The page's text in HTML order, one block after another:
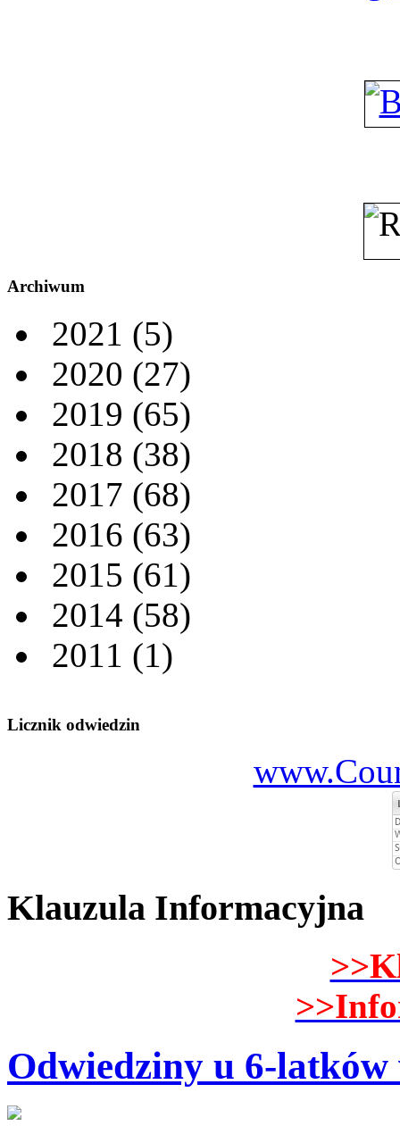
Archiwum
2021 (5)
2020 (27)
2019 (65)
2018 (38)
2017 (68)
2016 (63)
2015 (61)
2014 (58)
2011 (1)
Licznik odwiedzin
Klauzula Informacyjna
Odwiedziny u 6-